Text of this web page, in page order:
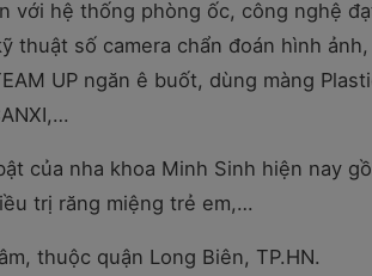
với hệ thống phòng ốc, công nghệ
thuật số camera chẩn đoán hình
UP ngăn ê buốt, dùng màng
của nha khoa Minh Sinh hiện nay
trị răng miệng trẻ em,…
thuộc quận Long Biên, TP.HN.